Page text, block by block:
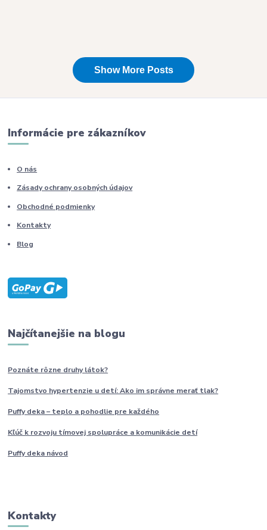
Informácie pre zákazníkov
O nás
Zásady ochrany osobných údajov
Obchodné podmienky
Kontakty
Blog
Najčítanejšie na blogu
Poznáte rôzne druhylátok?
Tajomstvo hypertenzie u detí: Ako im správne merať tlak?
Puffy deka – teplo a pohodlie pre každého
Kľúč k rozvoju tímovej spolupráce a komunikácie detí
Puffy deka návod
Kontakty